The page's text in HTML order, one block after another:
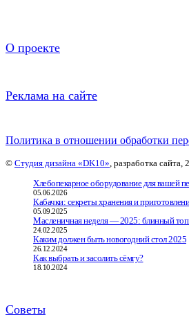
О проекте
Реклама на сайте
Политика в отношении обработки
© Студия дизайна «DK10», разработка сайта,
Хлебопекарное оборудование для вашей
05.06.2026
Кабачки: секреты хранения и
05.09.2025
Масленичная неделя — 2025: блинный
24.02.2025
Каким должен быть новогодний стол 2025
26.12.2024
Как выбрать и засолить сёмгу?
18.10.2024
Советы